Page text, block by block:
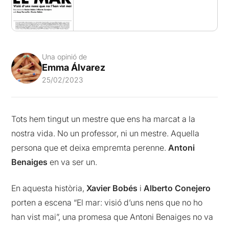
Una opinió de
Emma Álvarez
25/02/2023
Tots hem tingut un mestre que ens ha marcat a la
nostra vida. No un professor, ni un mestre. Aquella
persona que et deixa empremta perenne.Antoni
Benaiges en va ser un.
En aquesta història, Xavier Bobés iAlberto Conejero
porten a escena “El mar: visió d’uns nens que no ho
han vist mai”, una promesa que Antoni Benaiges no va